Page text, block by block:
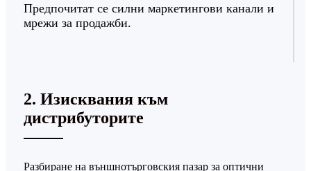
Предпочитат се силни маркетингови канали и
мрежи за продажби.
2. Изисквания към
дистрибуторите
Разбиране на външнотърговския пазар за оптични